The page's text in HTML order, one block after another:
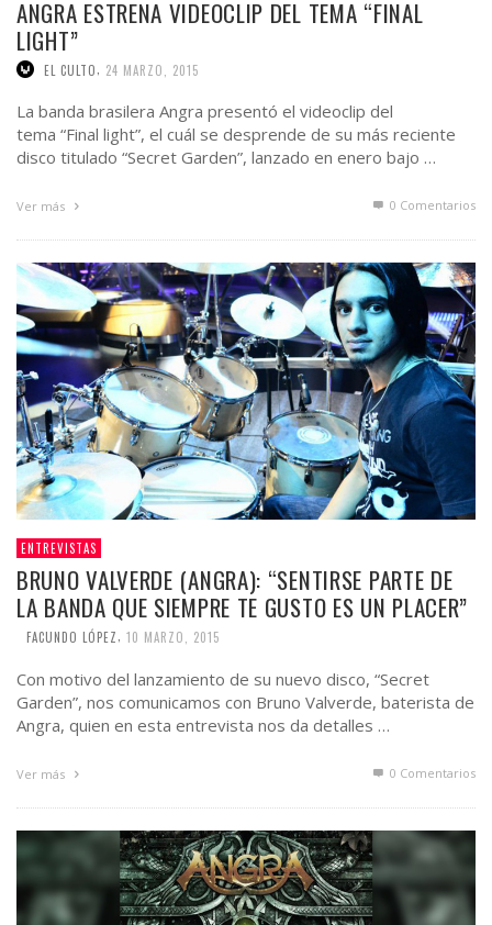
ANGRA ESTRENA VIDEOCLIP DEL TEMA “FINAL
LIGHT”
EL CULTO 24 MARZO, 2015
La banda brasilera Angra presentó el videoclip del
tema “Final light”, el cuál se desprende de su más reciente
disco titulado “Secret Garden”, lanzado en enero bajo …
Ver más 0 Comentarios
ENTREVISTAS
BRUNO VALVERDE (ANGRA): “SENTIRSE PARTE DE
LA BANDA QUE SIEMPRE TE GUSTO ES UN PLACER”
FACUNDO LÓPEZ, 10 MARZO, 2015
Con motivo del lanzamiento de su nuevo disco, “Secret
Garden”, nos comunicamos con Bruno Valverde, baterista de
Angra, quien en esta entrevista nos da detalles …
Ver más 0 Comentarios